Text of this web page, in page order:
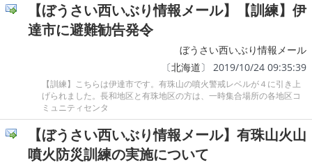
【ぼうさい西いぶり情報メール】【訓練】伊
達市に避難勧告発令
ぼうさい西いぶり情報メール
〔北海道〕 2019/10/24 09:35:39
【訓練】こちらは伊達市です。有珠山の噴火警戒レベルが４に引き上
げられました。長和地区と有珠地区の方は、一時集合場所の各地区コ
ミュニティセンタ
【ぼうさい西いぶり情報メール】有珠山火山
噴火防災訓練の実施について